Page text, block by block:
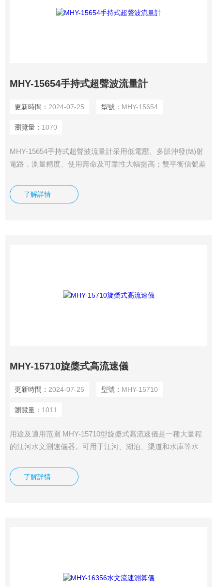
MHY-15654手持式超聲波流量計
更新時間： 2024-07-25 型號： MHY-15654
瀏覽量： 1070
MHY-15654手持式超聲波流量計采用低電壓、多脈沖發(fā)射
電路，測量精度、使用壽命及可靠性大幅提高；雙平衡信號差
等強干擾源的干擾；內(nèi)置可充電鎳氫電池，可連續(xù)工
作12小時以上；優(yōu)化的智能信號自適應(yīng)處理，用戶
了解詳情
MHY-15710旋槳式高流速儀
更新時間： 2024-07-25 型號： MHY-15710
瀏覽量： 1011
用途及適用范圍 MHY-15710型旋槳式高流速儀是一種大量程
的江河水文測速儀器。可用于江河、湖泊、渠道和水庫等水
某些科學實驗中，進行高速和特高速測量。
了解詳情